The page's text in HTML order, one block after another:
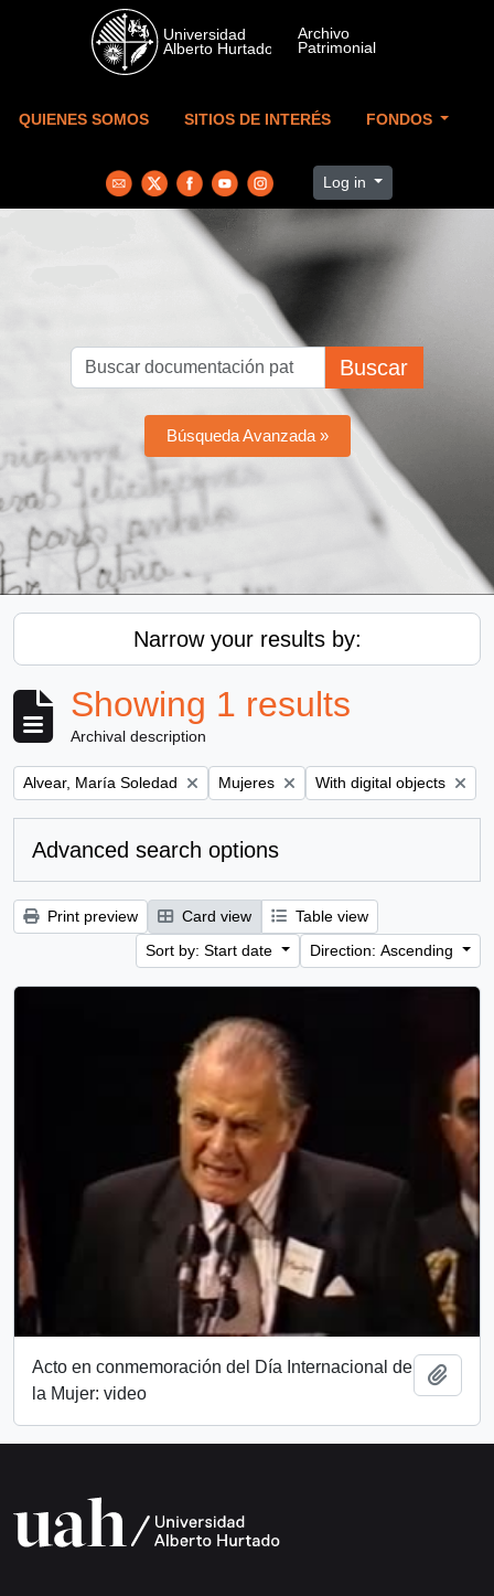
Skip to main content
QUIENES SOMOS SITIOS DE INTERÉS FONDOS
Log in
Buscar
Búsqueda Avanzada »
Narrow your results by:
Showing 1 results
Archival description
Remove filter:
Alvear, María Soledad Remove filter:
Mujeres Remove filter:
With digital objects
Advanced search options
Print preview Card view
Table view
Sort by: Start date
Direction: Ascending
Acto en conmemoración del Día Internacional de
la Mujer: video